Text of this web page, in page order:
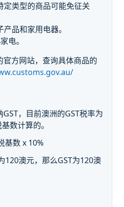
定类型的商品可能免征关
品和家用电器。
电。
方网站，查询具体商品的
，目前澳洲的GST税率为
数计算的。
基数 x 10%
120澳元，那么GST为120澳